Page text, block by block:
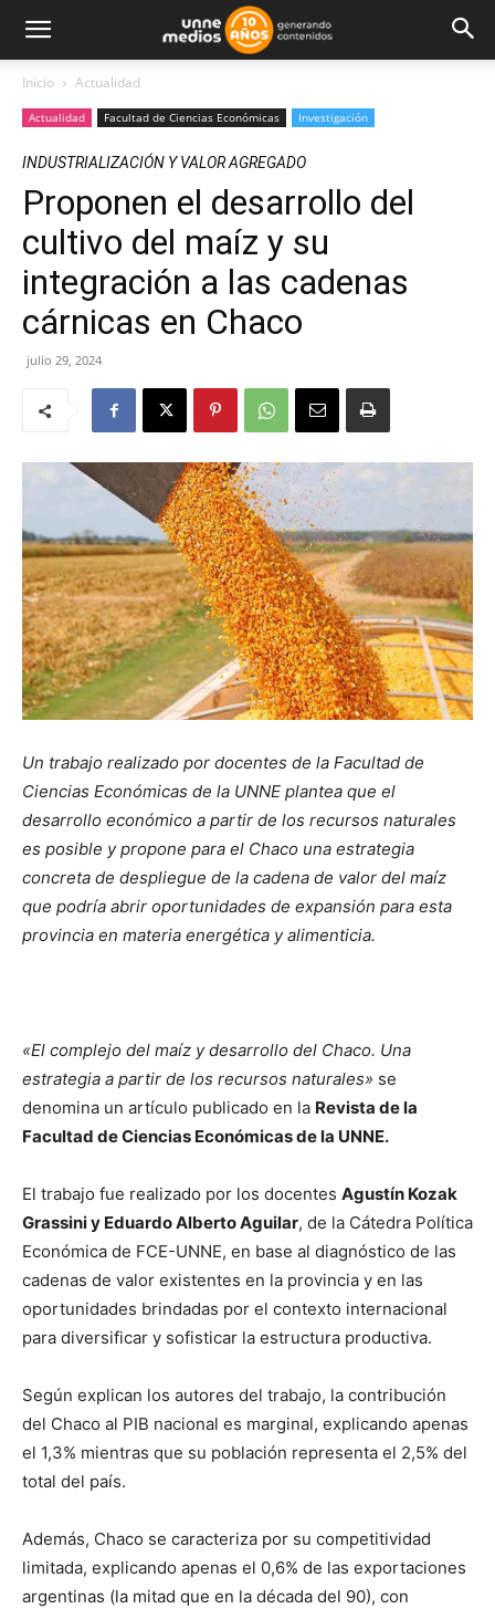
Inicio Actualidad
Actualidad Facultad de Ciencias Económicas Investigación
INDUSTRIALIZACIÓN Y VALOR AGREGADO
Proponen el desarrollo del
cultivo del maíz y su
integración a las cadenas
cárnicas en Chaco
julio 29, 2024
Un trabajo realizado por docentes de la Facultad de
Ciencias Económicas de la UNNE plantea que el
desarrollo económico a partir de los recursos naturales
es posible y propone para el Chaco una estrategia
concreta de despliegue de la cadena de valor del maíz
que podría abrir oportunidades de expansión para esta
provincia en materia energética y alimenticia.
«El complejo del maíz y desarrollo del Chaco. Una
estrategia a partir de los recursos naturales» se
denomina un artículo publicado en la Revista de la
Facultad de Ciencias Económicas de la UNNE.
El trabajo fue realizado por los docentes Agustín Kozak
Grassini y Eduardo Alberto Aguilar, de la Cátedra Política
Económica de FCE-UNNE, en base al diagnóstico de las
cadenas de valor existentes en la provincia y en las
oportunidades brindadas por el contexto internacional
para diversificar y sofisticar la estructura productiva.
Según explican los autores del trabajo, la contribución
del Chaco al PIB nacional es marginal, explicando apenas
el 1,3% mientras que su población representa el 2,5% del
total del país.
Además, Chaco se caracteriza por su competitividad
limitada, explicando apenas el 0,6% de las exportaciones
argentinas (la mitad que en la década del 90), con